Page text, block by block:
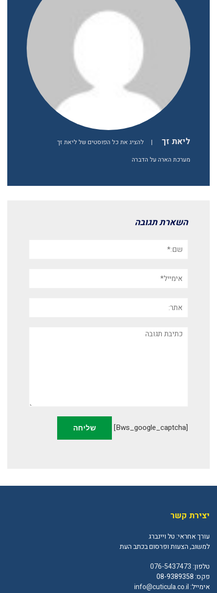
ליאת זך |
להציג את כל הפוסטים של ליאת זך
מערכת הארה על הדברה
השארת תגובה
תגובה
[bws_google_captcha]
יצירת קשר
עורך אחראי: טל ויינברג
למשוב, הצעות ופרסום בכתב העת
טלפון:076-5437473
פקס: 08-9389358
אימייל:info@cuticula.co.il